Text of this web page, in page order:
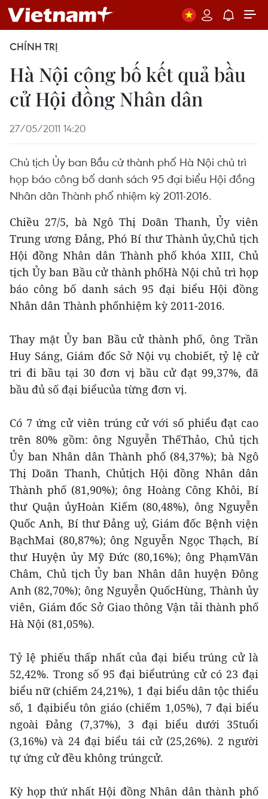
CHÍNH TRỊ
Hà Nội công bố kết quả bầu
cử Hội đồng Nhân dân
27/05/2011 14:20
Chủ tịch Ủy ban Bầu cử thành phố Hà Nội chủ trì
họp báo công bố danh sách 95 đại biểu Hội đồng
Nhân dân Thành phố nhiệm kỳ 2011-2016.
Chiều 27/5, bà Ngô Thị Doãn Thanh, Ủy viên
Trung ương Đảng, Phó Bí thư Thành ủy,Chủ tịch
Hội đồng Nhân dân Thành phố khóa XIII, Chủ
tịch Ủy ban Bầu cử thành phốHà Nội chủ trì họp
báo công bố danh sách 95 đại biểu Hội đồng
Nhân dân Thành phốnhiệm kỳ 2011-2016.
Thay mặt Ủy ban Bầu cử thành phố, ông Trần
Huy Sáng, Giám đốc Sở Nội vụ chobiết, tỷ lệ cử
tri đi bầu tại 30 đơn vị bầu cử đạt 99,37%, đã
bầu đủ số đại biểucủa từng đơn vị.
Có 7 ứng cử viên trúng cử với số phiểu đạt cao
trên 80% gồm: ông Nguyễn ThếThảo, Chủ tịch
Ủy ban Nhân dân Thành phố (84,37%); bà Ngô
Thị Doãn Thanh, Chủtịch Hội đồng Nhân dân
Thành phố (81,90%); ông Hoàng Công Khôi, Bí
thư Quận ủyHoàn Kiếm (80,48%), ông Nguyễn
Quốc Anh, Bí thư Đảng uỷ, Giám đốc Bệnh viện
BạchMai (80,87%); ông Nguyễn Ngọc Thạch, Bí
thư Huyện ủy Mỹ Đức (80,16%); ông PhạmVăn
Châm, Chủ tịch Ủy ban Nhân dân huyện Đông
Anh (82,70%); ông Nguyễn QuốcHùng, Thành ủy
viên, Giám đốc Sở Giao thông Vận tải thành phố
Hà Nội (81,05%).
Tỷ lệ phiếu thấp nhất của đại biểu trúng cử là
52,42%. Trong số 95 đại biểutrúng cử có 23 đại
biểu nữ (chiếm 24,21%), 1 đại biểu dân tộc thiểu
số, 1 đạibiểu tôn giáo (chiếm 1,05%), 7 đại biểu
ngoài Đảng (7,37%), 3 đại biểu dưới 35tuổi
(3,16%) và 24 đại biểu tái cử (25,26%). 2 người
tự ứng cử đều không trúngcử.
Kỳ họp thứ nhất Hội đồng Nhân dân thành phố